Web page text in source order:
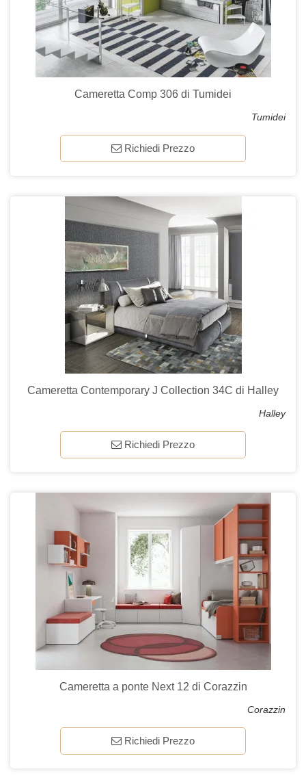
Cameretta Comp 306 di Tumidei
Tumidei
Richiedi Prezzo
Cameretta Contemporary J Collection 34C di Halley
Halley
Richiedi Prezzo
Cameretta a ponte Next 12 di Corazzin
Corazzin
Richiedi Prezzo